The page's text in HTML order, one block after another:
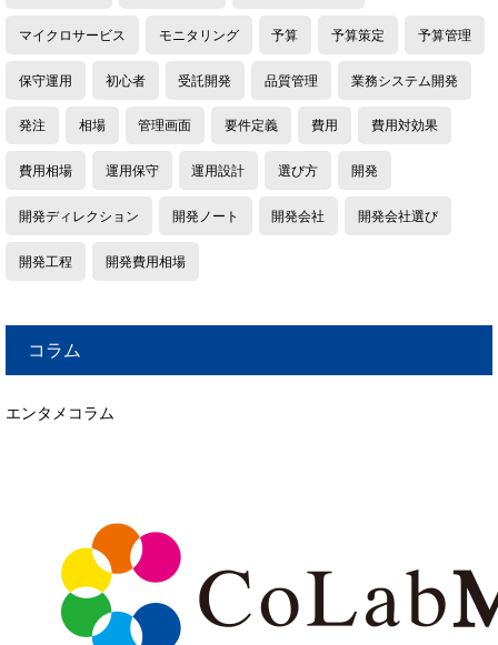
マイクロサービス モニタリング 予算 予算策定 予算管理
保守運用 初心者 受託開発 品質管理 業務システム開発
発注 相場 管理画面 要件定義 費用 費用対効果
費用相場 運用保守 運用設計 選び方 開発
開発ディレクション 開発ノート 開発会社 開発会社選び
開発工程 開発費用相場
コラム
エンタメコラム